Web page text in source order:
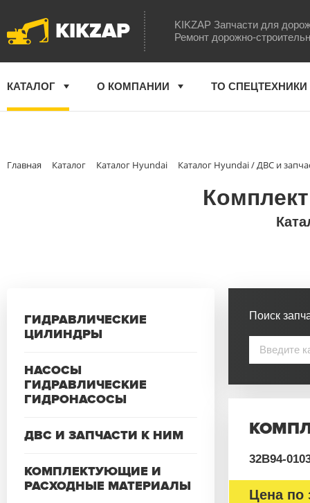
KIKZAP
KIKZAP Запчасти для
Ремонт дорожно-
КАТАЛОГ О КОМПАНИИ ТО СПЕЦТЕХНИКИ
Главная Каталог Каталог Hyundai Каталог Hyundai / ДВС и
ГИДРАВЛИЧЕСКИЕ
ЦИЛИНДРЫ
НАСОСЫ
ГИДРАВЛИЧЕСКИЕ
ГИДРОНАСОСЫ
ДВС И ЗАПЧАСТИ К НИМ
КОМПЛЕКТУЮЩИЕ И
РАСХОДНЫЕ МАТЕРИАЛЫ
Поиск
32B94-
Цена по